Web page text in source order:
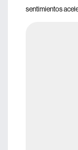
sentimientos